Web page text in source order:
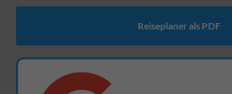
Reiseplaner als PDF